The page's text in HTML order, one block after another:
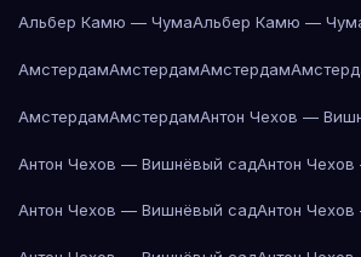
Альбер Камю — ЧумаАльбер Камю —
АмстердамАмстердамАмстердам
АмстердамАмстердамАнтон Чехов —
Антон Чехов — Вишнёвый садАнтон
Антон Чехов — Вишнёвый садАнтон